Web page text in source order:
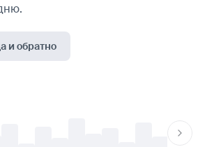
и обратно